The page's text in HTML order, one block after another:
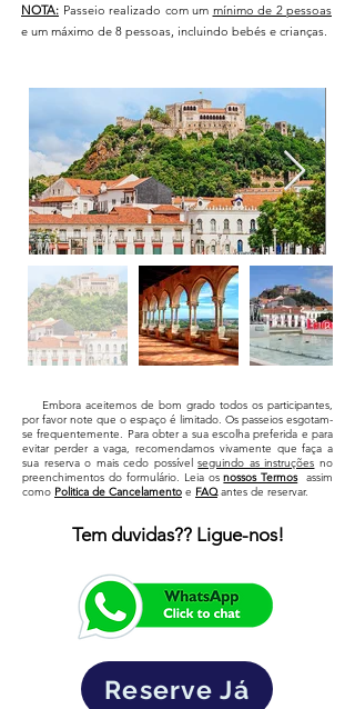
NOTA: Passeio realizado com um mínimo de 2 pessoas
e um máximo de 8 pessoas, incluindo bebés e crianças.
Embora aceitemos de bom grado todos os participantes,
por favor note que o espaço é limitado. Os passeios esgotam-
se frequentemente. Para obter a sua escolha preferida e para
evitar perder a vaga, recomendamos vivamente que faça a
sua reserva o mais cedo possívelseguindo as instruções no
preenchimentos do formulário. Leia osnossos Termosassim
como Politica de Cancelamento e FAQantes de reservar.
Tem duvidas?? Ligue-nos!
Reserve Já